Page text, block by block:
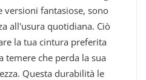
fantasiose, sono
all'usura quotidiana. Ciò
la tua cintura preferita
temere che perda la sua
Questa durabilità le